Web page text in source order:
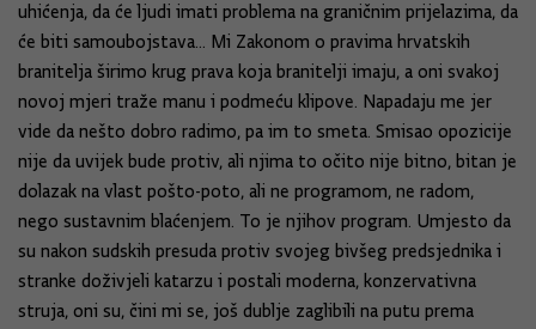
uhićenja, da će ljudi imati problema na graničnim prijelazima, da
će biti samoubojstava... Mi Zakonom o pravima hrvatskih
branitelja širimo krug prava koja branitelji imaju, a oni svakoj
novoj mjeri traže manu i podmeću klipove. Napadaju me jer
vide da nešto dobro radimo, pa im to smeta. Smisao opozicije
nije da uvijek bude protiv, ali njima to očito nije bitno, bitan je
dolazak na vlast pošto-poto, ali ne programom, ne radom,
nego sustavnim blaćenjem. To je njihov program. Umjesto da
su nakon sudskih presuda protiv svojeg bivšeg predsjednika i
stranke doživjeli katarzu i postali moderna, konzervativna
struja, oni su, čini mi se, još dublje zaglibili na putu prema